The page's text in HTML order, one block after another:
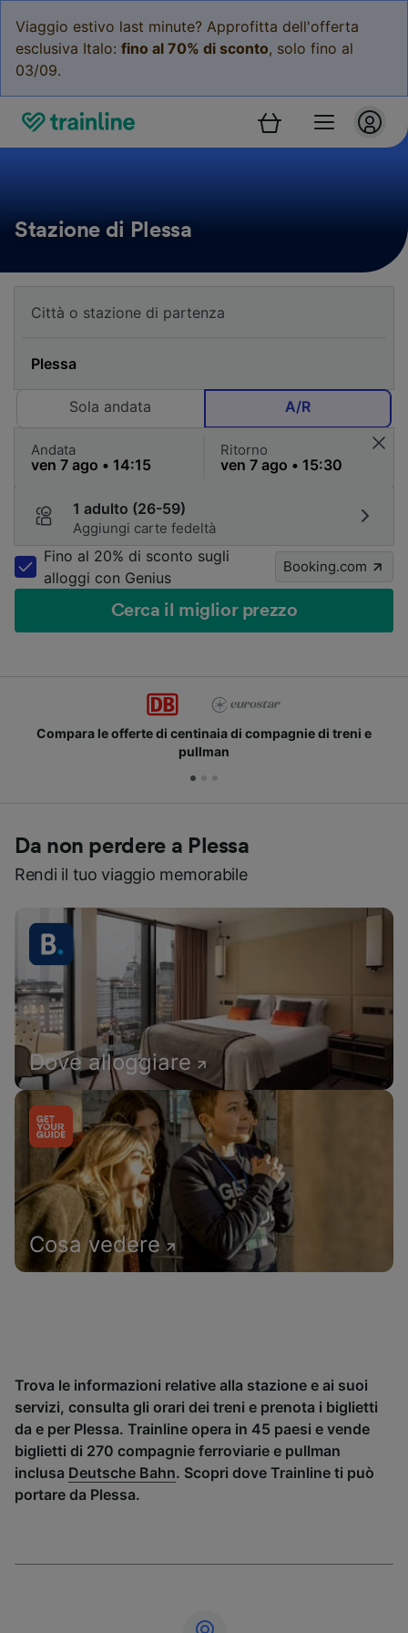
Viaggio estivo last minute? Approfitta dell'offerta
esclusiva Italo: fino al 70% di sconto, solo fino al
03/09.
Stazione di Plessa
Sola andata A/R
Andata Ritorno
1 adulto (26-59)
Aggiungi carte fedeltà
Fino al 20% di sconto sugli
alloggi con Genius
Booking.com
Cerca il miglior prezzo
Compara le offerte di centinaia di compagnie di treni e
pullman
Da non perdere a Plessa
Rendi il tuo viaggio memorabile
Dove alloggiare
Cosa vedere
Trova le informazioni relative alla stazione e ai suoi
servizi, consulta gli orari dei treni e prenota i biglietti
da e per Plessa. Trainline opera in 45 paesi e vende
biglietti di 270 compagnie ferroviarie e pullman
inclusa Deutsche Bahn. Scopri dove Trainline ti può
portare da Plessa.